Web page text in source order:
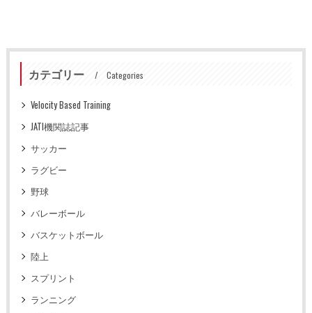
カテゴリー Categories
Velocity Based Training
JATI機関誌記事
サッカー
ラグビー
野球
バレーボール
バスケットボール
陸上
スプリント
ランニング